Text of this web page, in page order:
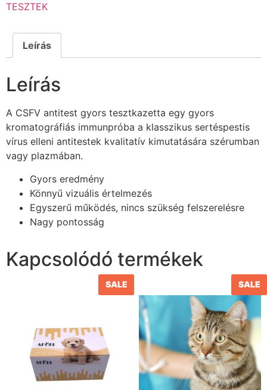
TESZTEK
Leírás
Leírás
A CSFV antitest gyors tesztkazetta egy gyors
kromatográfiás immunpróba a klasszikus sertéspestis
vírus elleni antitestek kvalitatív kimutatására szérumban
vagy plazmában.
Gyors eredmény
Könnyű vizuális értelmezés
Egyszerű működés, nincs szükség felszerelésre
Nagy pontosság
Kapcsolódó termékek
SALE SALE